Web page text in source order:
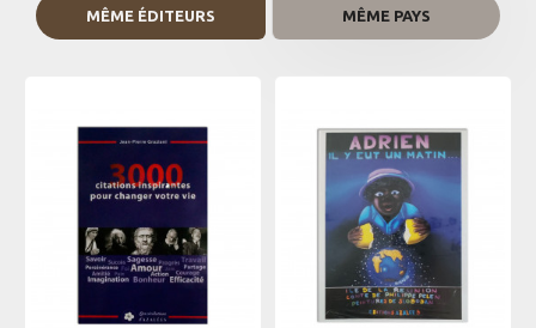
MÊME ÉDITEURS MÊME PAYS